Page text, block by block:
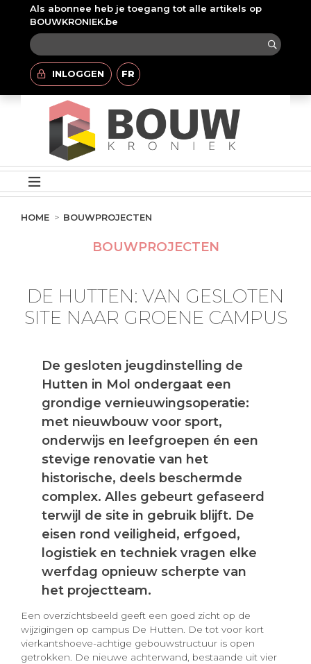
Als abonnee heb je toegang tot alle artikels op
BOUWKRONIEK.be
INLOGGEN FR
HOME BOUWPROJECTEN
BOUWPROJECTEN
DE HUTTEN: VAN GESLOTEN
SITE NAAR GROENE CAMPUS
De gesloten jeugdinstelling de
Hutten in Mol ondergaat een
grondige vernieuwingsoperatie:
met nieuwbouw voor sport,
onderwijs en leefgroepen én een
stevige renovatie van het
historische, deels beschermde
complex. Alles gebeurt gefaseerd
terwijl de site in gebruik blijft. De
eisen rond veiligheid, erfgoed,
logistiek en techniek vragen elke
werfdag opnieuw scherpte van
het projectteam.
Een overzichtsbeeld geeft een goed zicht op de
wijzigingen op campus De Hutten. De tot voor kort
vierkantshoeve-achtige gebouwstructuur is open
getrokken. De nieuwe achterwand, bestaande uit vier